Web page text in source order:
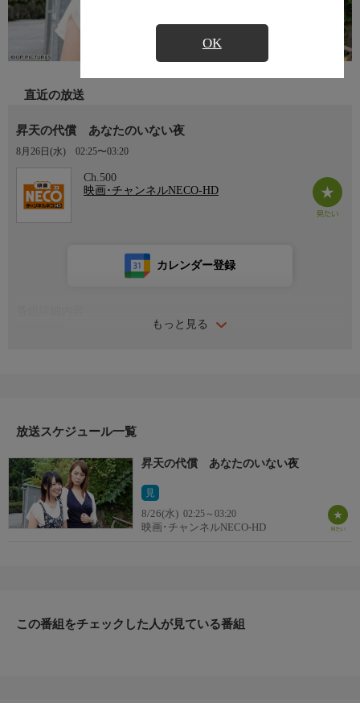
OK
直近の放送
昇天の代償 あなたのいない夜
8月26日(水) 02:25〜03:20
Ch.500
映画･チャンネルNECO-HD
もっと見る
カレンダー登録
りが冷めるのを待つように言う。
放送スケジュール一覧
昇天の代償 あなたのいない夜
見
8/26(水) 02:25～03:20
映画･チャンネルNECO-HD
この番組をチェックした人が見ている番組